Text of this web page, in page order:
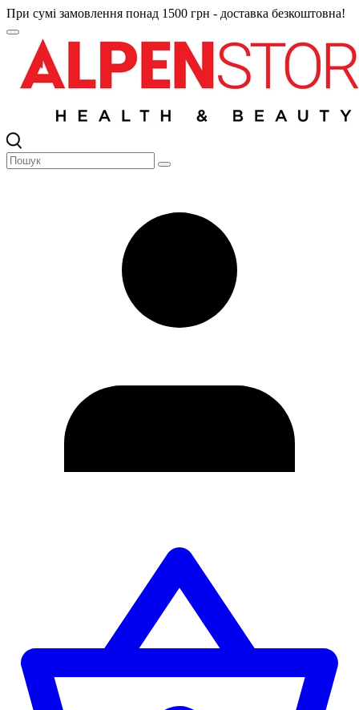
При сумі замовлення понад 1500 грн - доставка безкоштовна!